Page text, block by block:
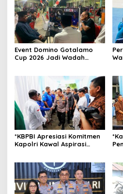
Event Domino Gotalamo
Cup 2026 Jadi Wadah
Morotai
*KBPBI Apresiasi Komitmen
Kapolri Kawal Aspirasi